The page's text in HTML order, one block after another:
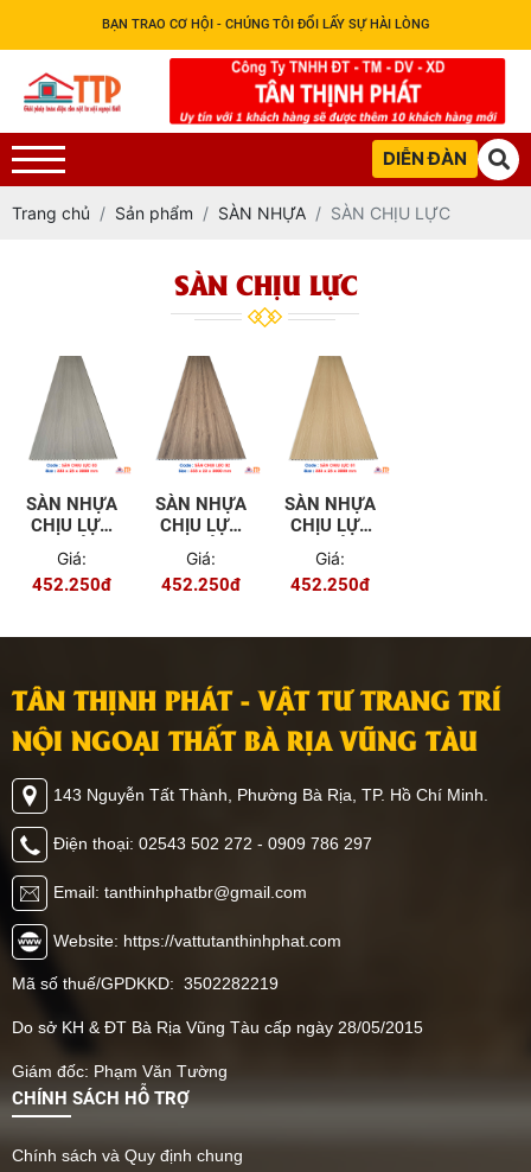
BẠN TRAO CƠ HỘI - CHÚNG TÔI ĐỔI LẤY SỰ HÀI LÒNG
DIỄN ĐÀN
Trang chủ Sản phẩm SÀN NHỰA SÀN CHỊU LỰC
SÀN CHỊU LỰC
SÀN NHỰA
CHỊU LỰC
GÁC LỬNG
GÁC XÉP
MÀU 03
Giá:
452.250đ
SÀN NHỰA
CHỊU LỰC
GÁC LỬNG
GÁC XÉP
MÀU 02
Giá:
452.250đ
SÀN NHỰA
CHỊU LỰC
GÁC LỬNG
GÁC XÉP
MÀU 01
Giá:
452.250đ
TÂN THỊNH PHÁT - VẬT TƯ TRANG TRÍ
NỘI NGOẠI THẤT BÀ RỊA VŨNG TÀU
143 Nguyễn Tất Thành, Phường Bà Rịa, TP. Hồ Chí Minh.
Điện thoại: 02543 502 272 - 0909 786 297
Email: tanthinhphatbr@gmail.com
Website: https://vattutanthinhphat.com
Mã số thuế/GPDKKD: 3502282219
Do sở KH & ĐT Bà Rịa Vũng Tàu cấp ngày 28/05/2015
Giám đốc: Phạm Văn Tường
CHÍNH SÁCH HỖ TRỢ
Chính sách và Quy định chung